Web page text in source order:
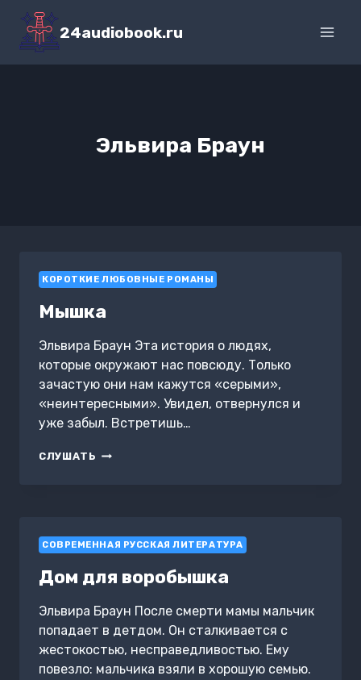
Перейти
содержимому
24audiobook.ru
Эльвира Браун
КОРОТКИЕ ЛЮБОВНЫЕ РОМАНЫ
Мышка
Эльвира Браун Эта история о людях,
которые окружают нас повсюду. Только
зачастую они нам кажутся «серыми»,
«неинтересными». Увидел, отвернулся и
уже забыл. Встретишь…
СЛУШАТЬ МЫШКА
СОВРЕМЕННАЯ РУССКАЯ ЛИТЕРАТУРА
Дом для воробышка
Эльвира Браун После смерти мамы мальчик
попадает в детдом. Он сталкивается с
жестокостью, несправедливостью. Ему
повезло: мальчика взяли в хорошую семью.